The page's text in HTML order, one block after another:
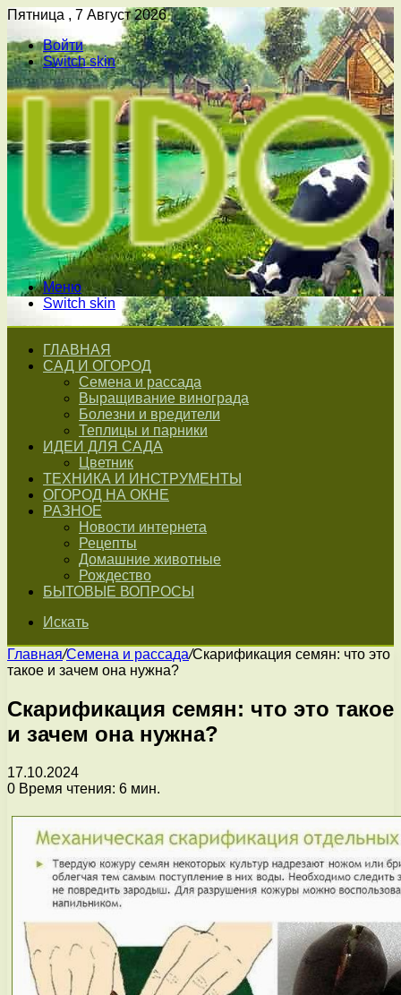
Пятница , 7 Август 2026
Войти
Switch skin
Меню
Switch skin
ГЛАВНАЯ
САД И ОГОРОД
Семена и рассада
Выращивание винограда
Болезни и вредители
Теплицы и парники
ИДЕИ ДЛЯ САДА
Цветник
ТЕХНИКА И ИНСТРУМЕНТЫ
ОГОРОД НА ОКНЕ
РАЗНОЕ
Новости интернета
Рецепты
Домашние животные
Рождество
БЫТОВЫЕ ВОПРОСЫ
Искать
Главная/Семена и рассада/Скарификация семян: что это
такое и зачем она нужна?
Скарификация семян: что это такое
и зачем она нужна?
17.10.2024
0 Время чтения: 6 мин.